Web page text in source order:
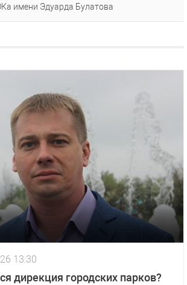
имени Эдуарда Булатова
13:30
дирекция городских парков?